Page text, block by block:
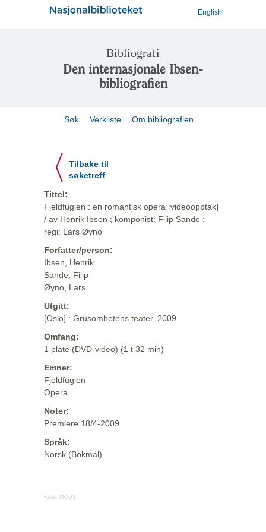
English
Bibliografi
Den internasjonale Ibsen-
bibliografien
Søk Verkliste Om bibliografien
Tilbake til
søketreff
Tittel:
Fjeldfuglen : en romantisk opera [videoopptak]
/ av Henrik Ibsen ; komponist: Filip Sande ;
regi: Lars Øyno
Forfatter/person:
Ibsen, Henrik
Sande, Filip
Øyno, Lars
Utgitt:
[Oslo] : Grusomhetens teater, 2009
Omfang:
1 plate (DVD-video) (1 t 32 min)
Emner:
Fjeldfuglen
Opera
Noter:
Premiere 18/4-2009
Språk:
Norsk (Bokmål)
Kilde: MODS